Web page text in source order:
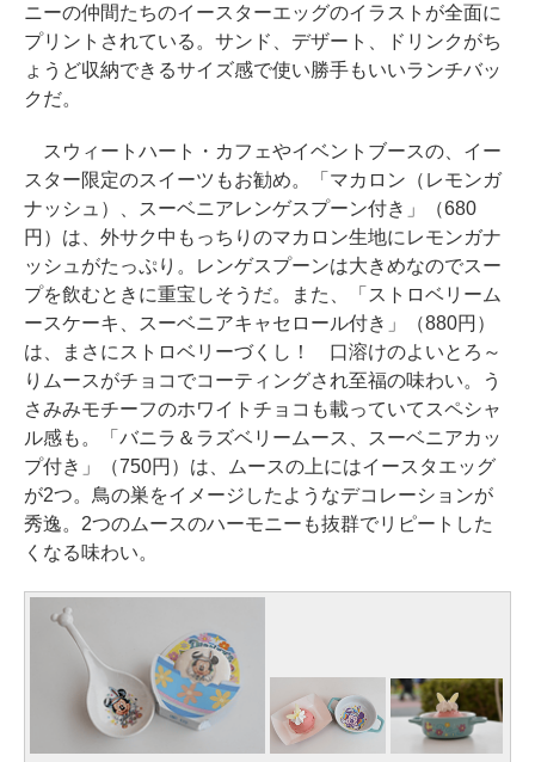
ニーの仲間たちのイースターエッグのイラストが全面に
プリントされている。サンド、デザート、ドリンクがち
ょうど収納できるサイズ感で使い勝手もいいランチバッ
クだ。
スウィートハート・カフェやイベントブースの、イー
スター限定のスイーツもお勧め。「マカロン（レモンガ
ナッシュ）、スーベニアレンゲスプーン付き」（680
円）は、外サク中もっちりのマカロン生地にレモンガナ
ッシュがたっぷり。レンゲスプーンは大きめなのでスー
プを飲むときに重宝しそうだ。また、「ストロベリーム
ースケーキ、スーベニアキャセロール付き」（880円）
は、まさにストロベリーづくし！ 口溶けのよいとろ～
りムースがチョコでコーティングされ至福の味わい。う
さみみモチーフのホワイトチョコも載っていてスペシャ
ル感も。「バニラ＆ラズベリームース、スーベニアカッ
プ付き」（750円）は、ムースの上にはイースタエッグ
が2つ。鳥の巣をイメージしたようなデコレーションが
秀逸。2つのムースのハーモニーも抜群でリピートした
くなる味わい。